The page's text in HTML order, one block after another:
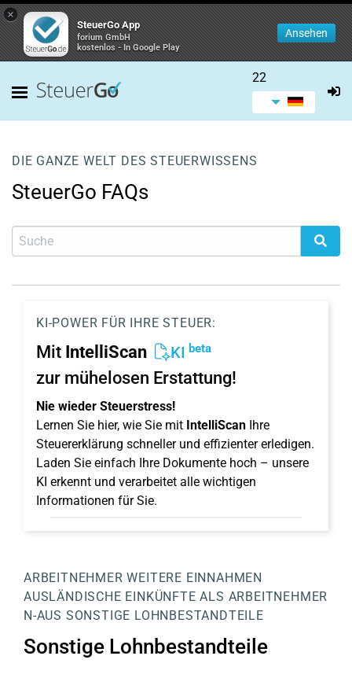
×
SteuerGo App
forium GmbH
kostenlos - In Google Play
Ansehen
22
DIE GANZE WELT DES STEUERWISSENS
SteuerGo FAQs
KI-POWER FÜR IHRE STEUER:
Mit IntelliScan KI beta
zur mühelosen Erstattung!
Nie wieder Steuerstress!
Lernen Sie hier, wie Sie mit IntelliScan Ihre
Steuererklärung schneller und effizienter erledigen.
Laden Sie einfach Ihre Dokumente hoch – unsere
KI erkennt und verarbeitet alle wichtigen
Informationen für Sie.
ARBEITNEHMER WEITERE EINNAHMEN
AUSLÄNDISCHE EINKÜNFTE ALS ARBEITNEHMER
N-AUS SONSTIGE LOHNBESTANDTEILE
Sonstige Lohnbestandteile